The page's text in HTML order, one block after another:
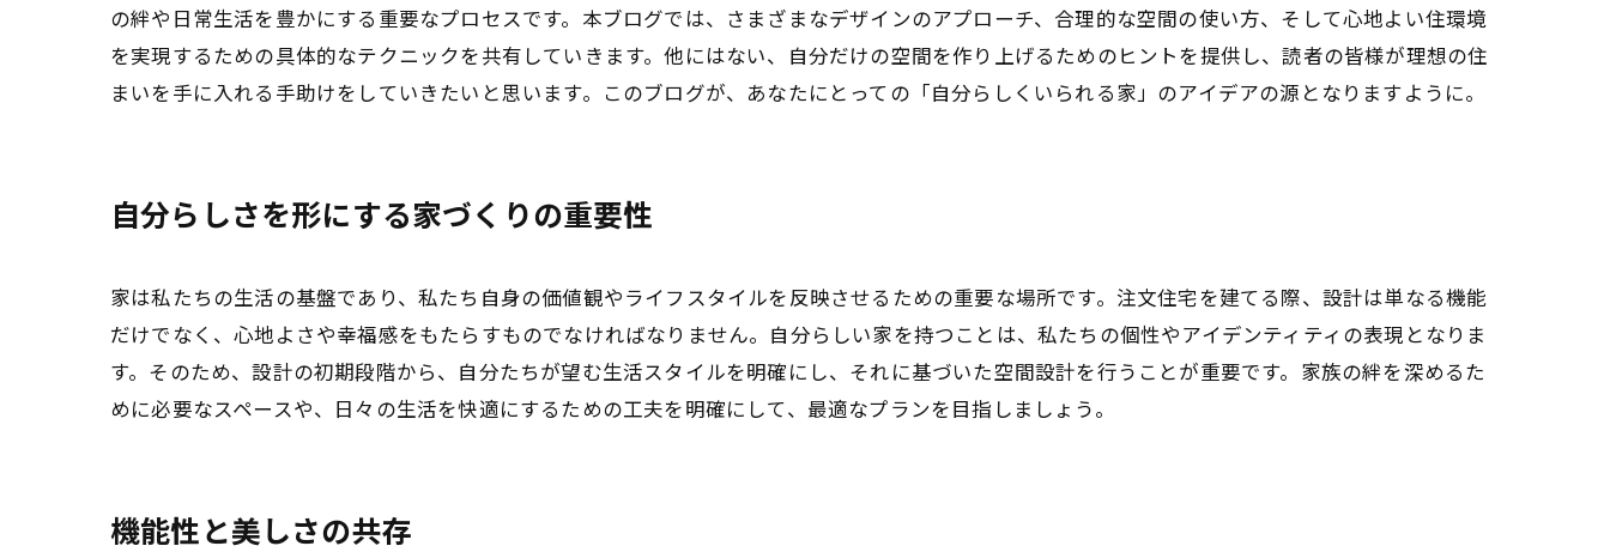
の絆や日常生活を豊かにする重要なプロセスです。本ブログでは、さまざまなデザインのアプローチ、合理的な空間の使い方、そして心地よい住環境
を実現するための具体的なテクニックを共有していきます。他にはない、自分だけの空間を作り上げるためのヒントを提供し、読者の皆様が理想の住
まいを手に入れる手助けをしていきたいと思います。このブログが、あなたにとっての「自分らしくいられる家」のアイデアの源となりますように。
自分らしさを形にする家づくりの重要性
家は私たちの生活の基盤であり、私たち自身の価値観やライフスタイルを反映させるための重要な場所です。注文住宅を建てる際、設計は単なる機能
だけでなく、心地よさや幸福感をもたらすものでなければなりません。自分らしい家を持つことは、私たちの個性やアイデンティティの表現となりま
す。そのため、設計の初期段階から、自分たちが望む生活スタイルを明確にし、それに基づいた空間設計を行うことが重要です。家族の絆を深めるた
めに必要なスペースや、日々の生活を快適にするための工夫を明確にして、最適なプランを目指しましょう。
機能性と美しさの共存